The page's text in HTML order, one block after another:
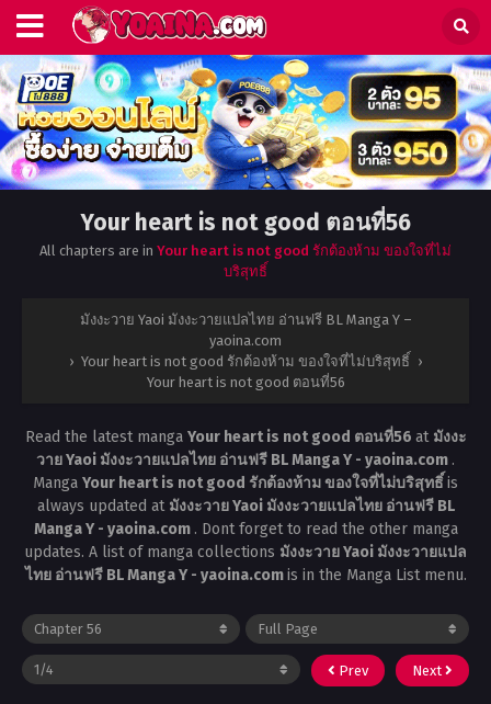
Your heart is not good ตอนที่56
All chapters are in Your heart is not good รักต้องห้าม ของใจที่ไม่
บริสุทธิ์
มังงะวาย Yaoi มังงะวายแปลไทย อ่านฟรี BL Manga Y –
yaoina.com
› Your heart is not good รักต้องห้าม ของใจที่ไม่บริสุทธิ์ ›
Your heart is not good ตอนที่56
Read the latest manga Your heart is not good ตอนที่56 at มังงะ
วาย Yaoi มังงะวายแปลไทย อ่านฟรี BL Manga Y - yaoina.com .
Manga Your heart is not good รักต้องห้าม ของใจที่ไม่บริสุทธิ์is
always updated at มังงะวาย Yaoi มังงะวายแปลไทย อ่านฟรี BL
Manga Y - yaoina.com . Dont forget to read the other manga
updates. A list of manga collections มังงะวาย Yaoi มังงะวายแปล
ไทย อ่านฟรี BL Manga Y - yaoina.comis in the Manga List menu.
Prev Next